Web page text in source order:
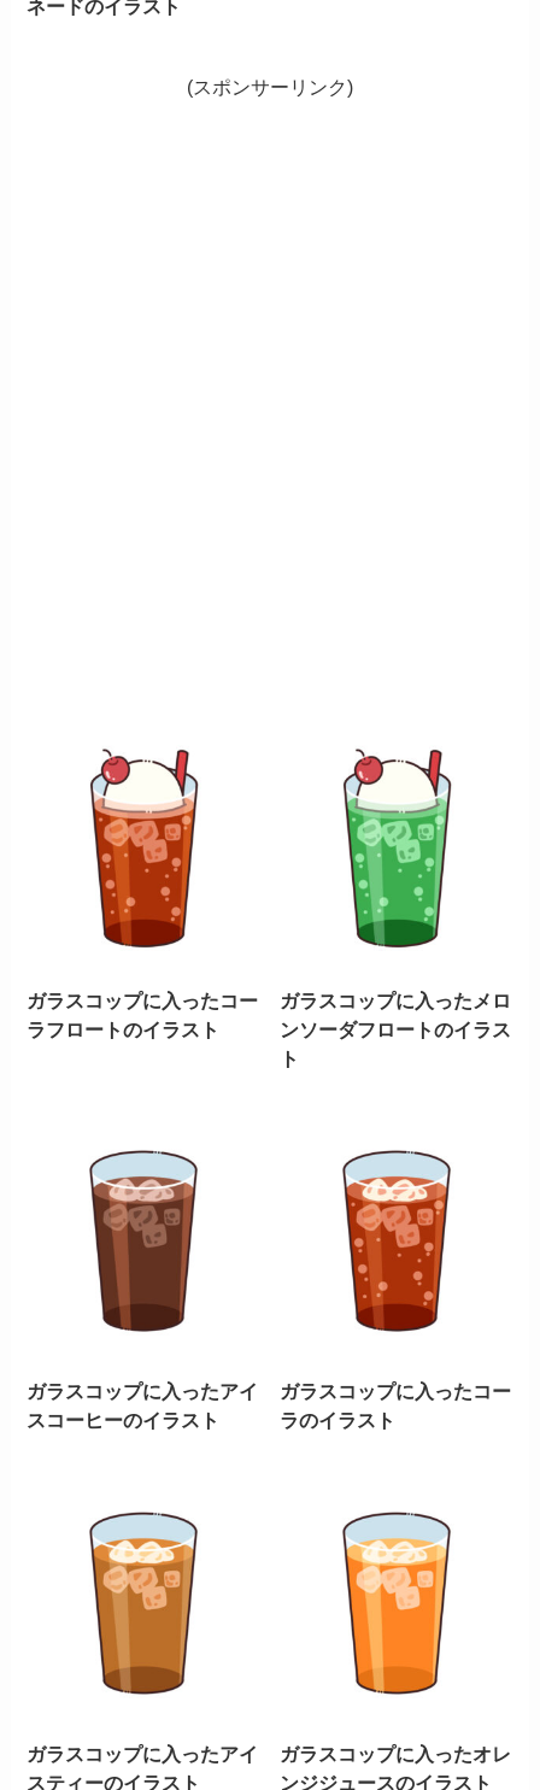
ネードのイラスト
(スポンサーリンク)
ガラスコップに入ったコー
ラフロートのイラスト
ガラスコップに入ったメロ
ンソーダフロートのイラス
ト
ガラスコップに入ったアイ
スコーヒーのイラスト
ガラスコップに入ったコー
ラのイラスト
ガラスコップに入ったアイ
スティーのイラスト
ガラスコップに入ったオレ
ンジジュースのイラスト